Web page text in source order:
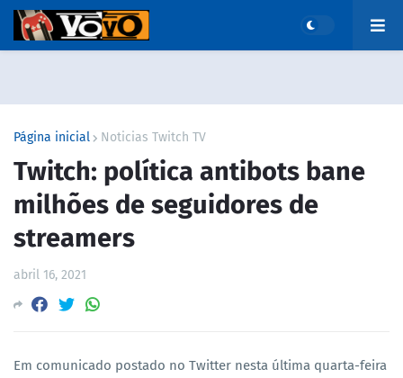
Página inicial Noticias Twitch TV
Twitch: política antibots bane
milhões de seguidores de
streamers
abril 16, 2021
Em comunicado postado no Twitter nesta última quarta-feira